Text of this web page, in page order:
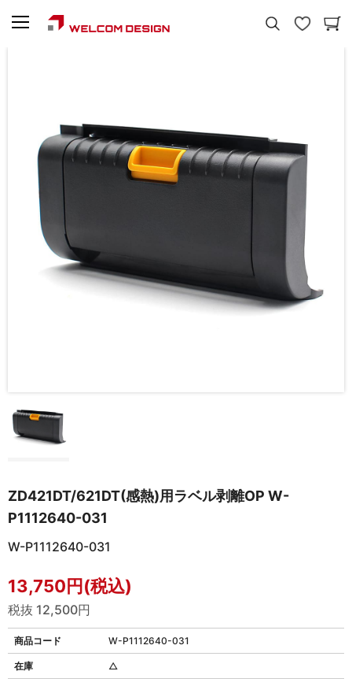
ZD421DT/621DT(感熱)用ラベル剥離OP W-
P1112640-031
W-P1112640-031
13,750円(税込)
税抜 12,500円
商品コード W-P1112640-031
在庫 △